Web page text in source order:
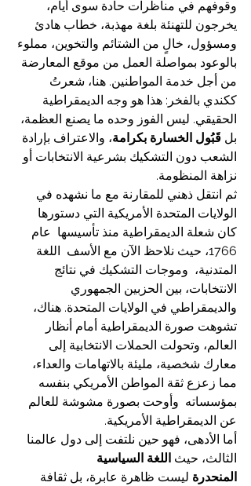
وقوفهم في مناظرات حادة سوى أيام،
يخرجون للتهنئة بلغة مهذبة، خطاب هادئ
ومسؤول، خالٍ من الشتائم والتخوين، مملوء
بالوعود بمواصلة العمل من موقع المعارضة
من أجل خدمة المواطنين. هنا، شعرتُ
ككندي بالفخر: هذا هو وجه الديمقراطية
الحقيقي. ليس الفوز وحده ما يصنع العظمة،
بل قَبُول الخسارة بكرامة، والاعتراف بإرادة
الشعب دون التشكيك بشرعية الانتخابات أو
نزاهة المنظومة.
ثم انتقل ذهني للمقارنة مع ما نشهده في
الولايات المتحدة الأمريكية التي دستورها
كان شعلة الديمقراطية منذ تأسيسها  عام
1766، حيث نلاحظ الآن مع الأسف  اللغة
المتدنية،  وموجات التشكيك في نتائج
الانتخابات، بين الحزبين الجمهوري
والديمقراطي في الولايات المتحدة. هناك،
تشوهت صورة الديمقراطية أمام أنظار
العالم، وتحولت الحملات الانتخابية إلى
معارك شخصية، مليئة بالاتهامات والعداء،
مما زعزع ثقة المواطن الأمريكي بنفسه
بمؤسساته  وأوحت بصورة مشوشة للعالم
عن الديمقراطية الأمريكية.
أما الأدهى، فهو حين نلتفت إلى دول عالمنا
الثالث، حيث اللغة السياسية
المنحدرة ليست ظاهرة عابرة، بل ثقافة